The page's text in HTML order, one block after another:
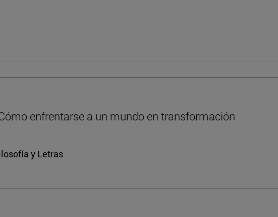
enfrentarse a un mundo en transformación
y Letras